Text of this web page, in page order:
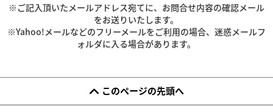
※ご記入頂いたメールアドレス宛てに、お問合せ内容の確認メール
をお送りいたします。
※Yahoo!メールなどのフリーメールをご利用の場合、迷惑メールフ
ォルダに入る場合があります。
このページの先頭へ